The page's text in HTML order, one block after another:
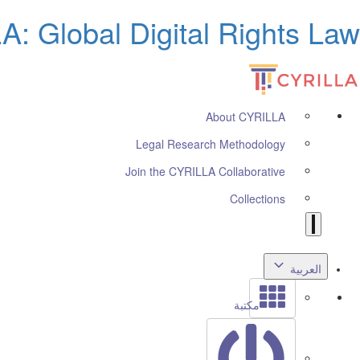
Global Digital Rights Law
About CYRILLA
Legal Research Methodology
Join the CYRILLA Collaborative
Collections
العربية
مكتبة